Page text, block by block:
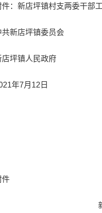
件：新店坪镇村支两委干部
共新店坪镇委员会
店坪镇人民政府
年7月12日
件